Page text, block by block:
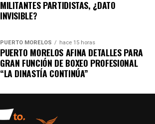
MILITANTES PARTIDISTAS, ¿DATO
INVISIBLE?
PUERTO MORELOS hace 15 horas
PUERTO MORELOS AFINA DETALLES PARA
GRAN FUNCIÓN DE BOXEO PROFESIONAL
“LA DINASTÍA CONTINÚA”